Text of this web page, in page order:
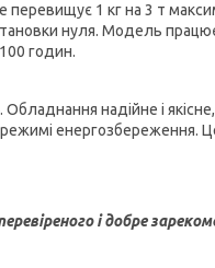
1 кг на 3 т
нуля. Модель
годин.
надійне і
енергозбереження.
і добре